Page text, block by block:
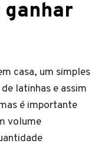
ganhar
casa, um simples
latinhas e assim
é importante
volume